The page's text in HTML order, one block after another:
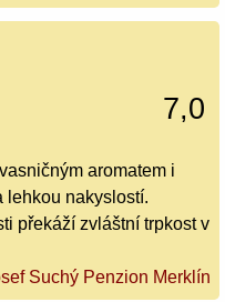
7,0
aromatem i
lehkou nakyslostí.
překáží zvláštní trpkost v
Suchý Penzion Merklín